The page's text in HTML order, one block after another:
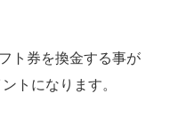
ト券を換金する事が
トになります。